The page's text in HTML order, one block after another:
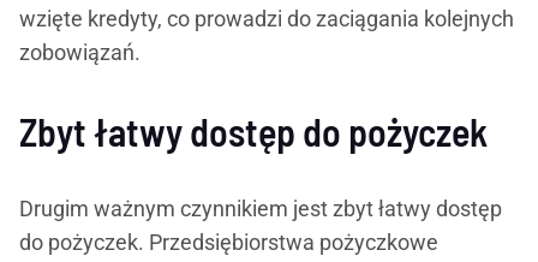
wzięte kredyty, co prowadzi do zaciągania kolejnych
zobowiązań.
Zbyt łatwy dostęp do pożyczek
Drugim ważnym czynnikiem jest zbyt łatwy dostęp
do pożyczek. Przedsiębiorstwa pożyczkowe